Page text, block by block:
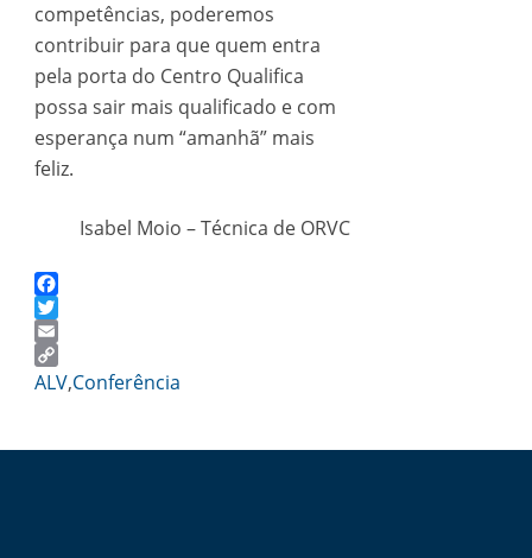
competências, poderemos
contribuir para que quem entra
pela porta do Centro Qualifica
possa sair mais qualificado e com
esperança num “amanhã” mais
feliz.
Isabel Moio – Técnica de ORVC
Facebook
Twitter
Email
Copy
ALV,Conferência